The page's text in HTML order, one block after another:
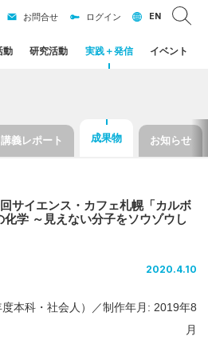
動 研究活動 実践＋発信 イベント
お問合せ ログイン EN
講義レポート 成果物 お知らせ
回サイエンス ・ カフェ札幌「カルボ
化学 ～ 見えない分子をソウゾウ し
2020.4.10
本科・社会人）／制作年月: 2019年8
月